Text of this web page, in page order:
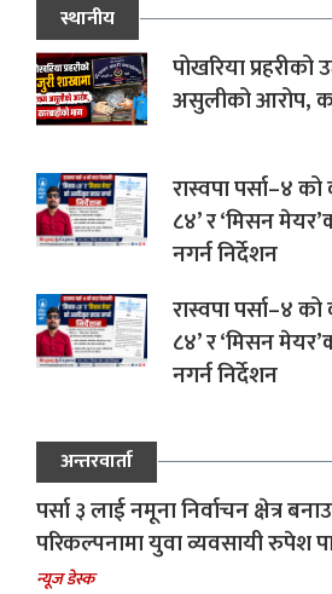
स्थानीय
पोखरिया
असुलीको आरोप,
रास्वपा पर्सा–४
८४’ र ‘मिसन
नगर्न निर्देशन
रास्वपा पर्सा–४
८४’ र ‘मिसन
नगर्न निर्देशन
अन्तरवार्ता
पर्सा ३ लाई नमूना निर्वाचन क्षेत्र
परिकल्पनामा युवा व्यवसायी रुपेश
न्यूज डेस्क